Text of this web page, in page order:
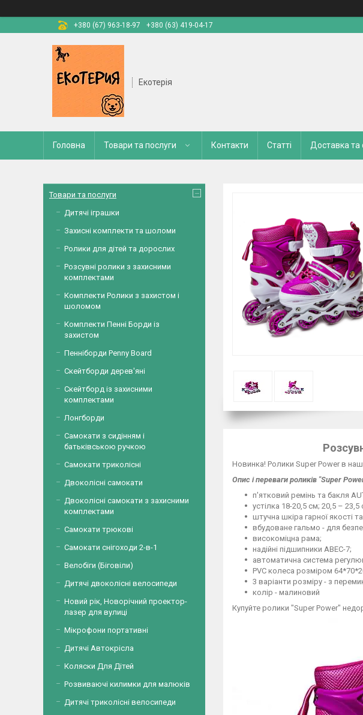
+380 (67) 963-18-97
+380 (63) 419-04-17
Екотерія
Головна Товари та послуги Контакти Статті Доставка та
Новинка! Ролики Super Power в
Опис і переваги роликів "Super
п'ятковий ремінь та бакля
устілка 18-20,5 см; 20,5 –
штучна шкіра гарної якості
вбудоване гальмо - для
високоміцна рама;
надійні підшипники ABEC-7;
автоматична система
PVC колеса розміром
3 варіанти розміру - з
колір - малиновий
Купуйте ролики "Super Power"
Товари та послуги
Дитячі іграшки
Захисні комплекти та шоломи
Ролики для дітей та дорослих
Розсувні ролики з захисними
комплектами
Комплекти Ролики з захистом і
шоломом
Комплекти Пенні Борди із
захистом
Пенніборди Penny Board
Скейтборди дерев'яні
Скейтборд із захисними
комплектами
Лонгборди
Самокати з сидінням і
батьківською ручкою
Самокати триколісні
Двоколісні самокати
Двоколісні самокати з захисними
комплектами
Самокати трюкові
Самокати снігоходи 2-в-1
Велобіги (Біговіли)
Дитячі двоколісні велосипеди
Новий рік, Новорічний проектор-
лазер для вулиці
Мікрофони портативні
Дитячі Автокрісла
Коляски Для Дітей
Розвиваючі килимки для малюків
Дитячі триколісні велосипеди